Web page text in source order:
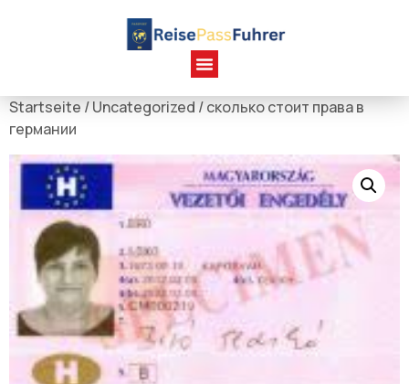
Startseite /Uncategorized / сколько стоит права в
германии